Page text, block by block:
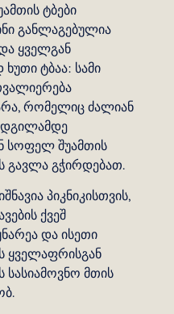
ტბები
განლაგებულია
ყველგან
ტბაა: სამი
რომელიც ძალიან
სოფელ შუამთის
გავლა გჭირდებათ.
პიკნიკისთვის,
ქვეშ
და ისეთი
ყველაფრისგან
სასიამოვნო მთის